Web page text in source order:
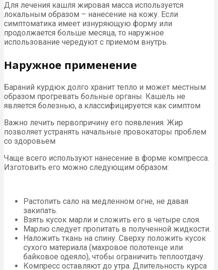
Для лечения кашля жировая масса используется
локальным образом – нанесение на кожу. Если
симптоматика имеет изнуряющую форму или
продолжается больше месяца, то наружное
использование чередуют с приемом внутрь.
Наружное применение
Бараний курдюк долго хранит тепло и может местным
образом прогревать больные органы. Кашель не
является болезнью, а классифицируется как симптом
Важно лечить первопричину его появления. Жир
позволяет устранять начальные провокаторы проблем
со здоровьем
Чаще всего используют нанесение в форме компресса.
Изготовить его можно следующим образом:
Растопить сало на медленном огне, не давая
закипать.
Взять кусок марли и сложить его в четыре слоя.
Марлю следует пропитать в полученной жидкости.
Наложить ткань на спину. Сверху положить кусок
сухого материала (махровое полотенце или
байковое одеяло), чтобы ограничить теплоотдачу.
Компресс оставляют до утра. Длительность курса